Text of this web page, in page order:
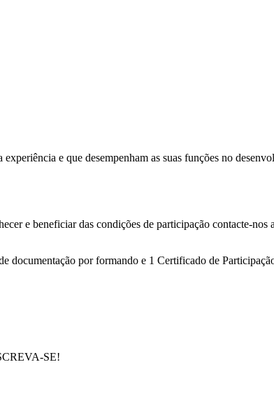
e que desempenham as suas funções no
e beneficiar das condições de participação contacte-nos
documentação por formando e 1 Certificado de
SE!